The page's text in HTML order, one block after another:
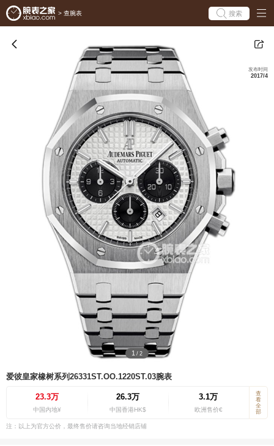
> 查腕表 搜索
1 / 2
发布时间
2017/4
爱彼皇家橡树系列26331ST.OO.1220ST.03腕表
23.3万
中国内地¥
26.3万
中国香港HK$
3.1万
欧洲售价€
查
看
全
部
注：以上为官方公价，最终售价请咨询当地经销店铺